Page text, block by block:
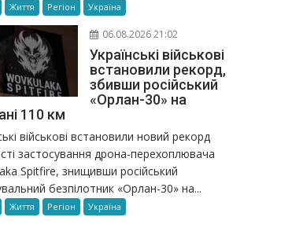
Життя Регіон Україна
06.08.2026 21:02
Українські військові
встановили рекорд,
збивши російський
«Орлан-30» на
110 км
військові встановили новий рекорд
застосування дрона-перехоплювача
Spitfire, знищивши російський
безпілотник «Орлан-30» на...
Життя Регіон Україна